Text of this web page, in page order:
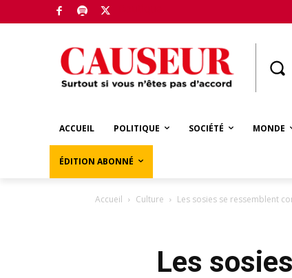
ACCUEIL POLITIQUE SOCIÉTÉ MONDE
ÉDITION ABONNÉ
Accueil Culture Les sosies se ressemblent
Les